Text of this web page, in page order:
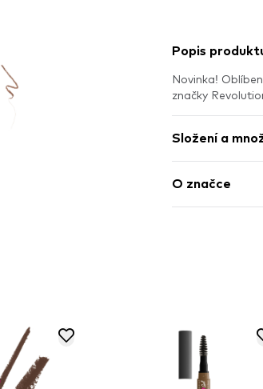
Popis
Novinka!
značky
Složení a
O značce